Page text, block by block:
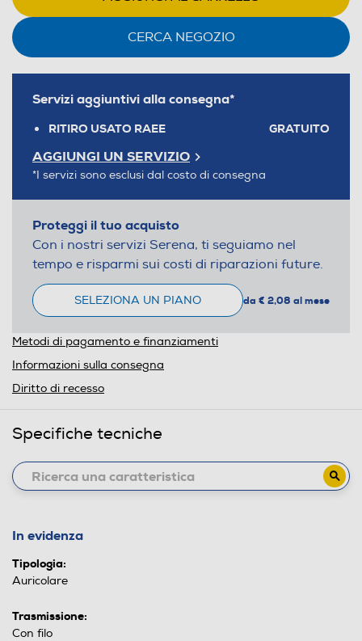
CERCA NEGOZIO
Servizi aggiuntivi alla consegna*
RITIRO USATO RAEE GRATUITO
AGGIUNGI UN SERVIZIO
*I servizi sono esclusi dal costo di consegna
Proteggi il tuo acquisto
Con i nostri servizi Serena, ti seguiamo nel
tempo e risparmi sui costi di riparazioni future.
SELEZIONA UN PIANO da € 2,08 al mese
Metodi di pagamento e finanziamenti
Informazioni sulla consegna
Diritto di recesso
Specifiche tecniche
In evidenza
Tipologia:
Auricolare
Trasmissione:
Con filo